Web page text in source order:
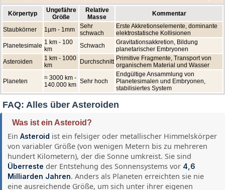
Körpertyp
Ungefähre
Größe
Relative
Masse
Kommentar
Staubkörner 1µm - 1mm
Sehr
schwach
Erste Akkretionselemente, dominante
elektrostatische Kollisionen
Planetesimale 1 km - 100
km
Schwach
Gravitationsakkretion, Bildung
planetarischer Embryonen
Asteroiden
1 km - 1000
km
Durchschnitt Primitive Fragmente, Transport von
organischem Material und Wasser
Planeten
≈ 3000 km -
140.000 km Sehr hoch
Endgültige Ansammlung von
Planetesimalen und Embryonen,
stabilisiertes System
FAQ: Alles über Asteroiden
Was ist ein Asteroid?
EinAsteroid ist ein felsiger oder metallischer Himmelskörper
von variabler Größe (von wenigen Metern bis zu mehreren
hundert Kilometern), der die Sonne umkreist. Sie sind
Überreste der Entstehung des Sonnensystems vor 4,6
Milliarden Jahren. Anders als Planeten erreichten sie nie
eine ausreichende Größe, um sich unter ihrer eigenen